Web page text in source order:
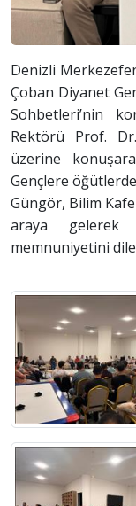
Denizli
Çoban Diyanet
Sohbetleri’nin
Rektörü Prof.
üzerine
Gençlere
Güngör, Bilim
araya gelerek
memnuniyetini